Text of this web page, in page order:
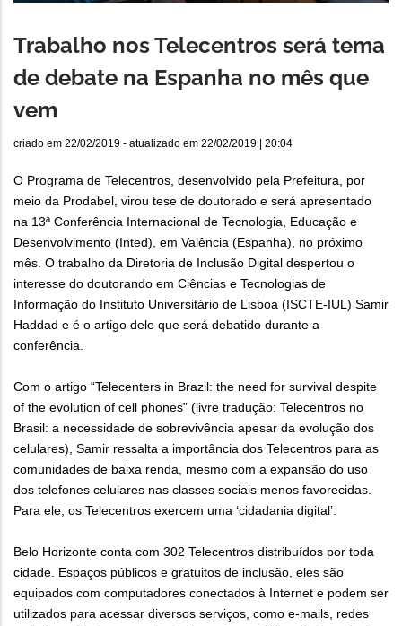
Trabalho nos Telecentros será tema
de debate na Espanha no mês que
vem
criado em 22/02/2019 - atualizado em 22/02/2019 | 20:04
O Programa de Telecentros, desenvolvido pela Prefeitura, por
meio da Prodabel, virou tese de doutorado e será apresentado
na 13ª Conferência Internacional de Tecnologia, Educação e
Desenvolvimento (Inted), em Valência (Espanha), no próximo
mês. O trabalho da Diretoria de Inclusão Digital despertou o
interesse do doutorando em Ciências e Tecnologias de
Informação do Instituto Universitário de Lisboa (ISCTE-IUL) Samir
Haddad e é o artigo dele que será debatido durante a
conferência.
Com o artigo “Telecenters in Brazil: the need for survival despite
of the evolution of cell phones” (livre tradução: Telecentros no
Brasil: a necessidade de sobrevivência apesar da evolução dos
celulares), Samir ressalta a importância dos Telecentros para as
comunidades de baixa renda, mesmo com a expansão do uso
dos telefones celulares nas classes sociais menos favorecidas.
Para ele, os Telecentros exercem uma ‘cidadania digital’.
Belo Horizonte conta com 302 Telecentros distribuídos por toda
cidade. Espaços públicos e gratuitos de inclusão, eles são
equipados com computadores conectados à Internet e podem ser
utilizados para acessar diversos serviços, como e-mails, redes